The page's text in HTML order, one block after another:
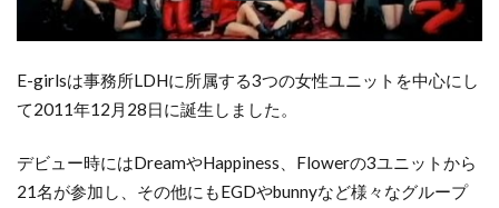
E-girlsは事務所LDHに所属する3つの女性ユニットを中心にし
て2011年12月28日に誕生しました。
デビュー時にはDreamやHappiness、Flowerの3ユニットから
21名が参加し、その他にもEGDやbunnyなど様々なグループ